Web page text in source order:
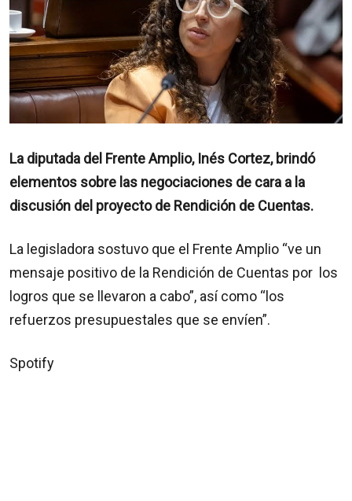
La diputada del Frente Amplio, Inés Cortez, brindó
elementos sobre las negociaciones de cara a la
discusión del proyecto de Rendición de Cuentas.
La legisladora sostuvo que el Frente Amplio “ve un
mensaje positivo de la Rendición de Cuentas por los
logros que se llevaron a cabo”, así como “los
refuerzos presupuestales que se envíen”.
Spotify